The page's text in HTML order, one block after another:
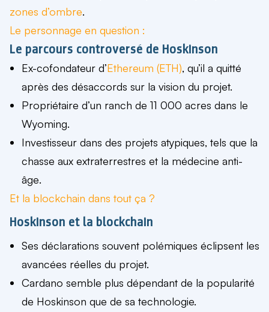
zones d’ombre.
Le personnage en question :
Le parcours controversé de Hoskinson
Ex-cofondateur d’Ethereum (ETH), qu’il a quitté
après des désaccords sur la vision du projet.
Propriétaire d’un ranch de 11 000 acres dans le
Wyoming.
Investisseur dans des projets atypiques, tels que la
chasse aux extraterrestres et la médecine anti-
âge.
Et la blockchain dans tout ça ?
Hoskinson et la blockchain
Ses déclarations souvent polémiques éclipsent les
avancées réelles du projet.
Cardano semble plus dépendant de la popularité
de Hoskinson que de sa technologie.